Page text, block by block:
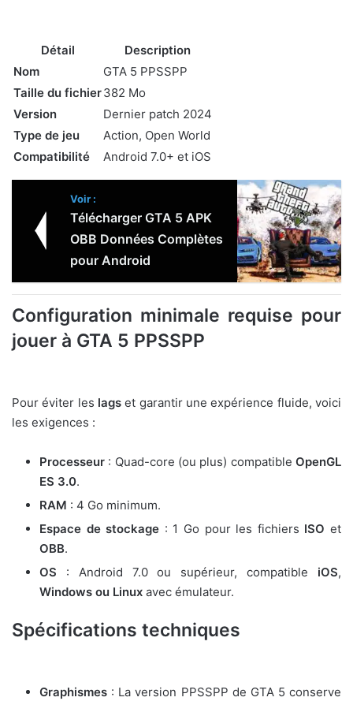
Détail
Description
Nom
GTA 5 PPSSPP
Taille du fichier382 Mo
Version
Dernier patch 2024
Type de jeu
Action, Open World
Compatibilité
Android 7.0+ et iOS
Voir :
Télécharger GTA 5 APK
OBB Données Complètes
pour Android
Configuration minimale requise pour
jouer à GTA 5 PPSSPP
Pour éviter les lags et garantir une expérience fluide, voici
les exigences :
Processeur : Quad-core (ou plus) compatible OpenGL
ES 3.0.
RAM : 4 Go minimum.
Espace de stockage : 1 Go pour les fichiers ISO et
OBB.
OS : Android 7.0 ou supérieur, compatible iOS,
Windows ou Linux avec émulateur.
Spécifications techniques
Graphismes : La version PPSSPP de GTA 5 conserve